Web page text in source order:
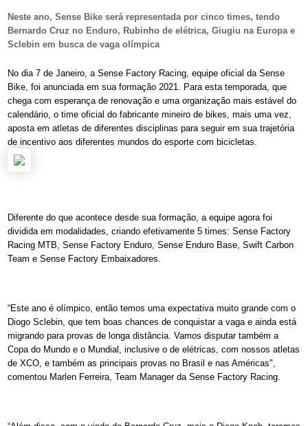
Neste ano, Sense Bike será representada por cinco times, tendo
Bernardo Cruz no Enduro, Rubinho de elétrica, Giugiu na Europa e
Sclebin em busca de vaga olímpica
No dia 7 de Janeiro, a Sense Factory Racing, equipe oficial da Sense
Bike, foi anunciada em sua formação 2021. Para esta temporada, que
chega com esperança de renovação e uma organização mais estável do
calendário, o time oficial do fabricante mineiro de bikes, mais uma vez,
aposta em atletas de diferentes disciplinas para seguir em sua trajetória
de incentivo aos diferentes mundos do esporte com bicicletas.
Diferente do que acontece desde sua formação, a equipe agora foi
dividida em modalidades, criando efetivamente 5 times: Sense Factory
Racing MTB, Sense Factory Enduro, Sense Enduro Base, Swift Carbon
Team e Sense Factory Embaixadores.
“Este ano é olímpico, então temos uma expectativa muito grande com o
Diogo Sclebin, que tem boas chances de conquistar a vaga e ainda está
migrando para provas de longa distância. Vamos disputar também a
Copa do Mundo e o Mundial, inclusive o de elétricas, com nossos atletas
de XCO, e também as principais provas no Brasil e nas Américas",
comentou Marlen Ferreira, Team Manager da Sense Factory Racing.